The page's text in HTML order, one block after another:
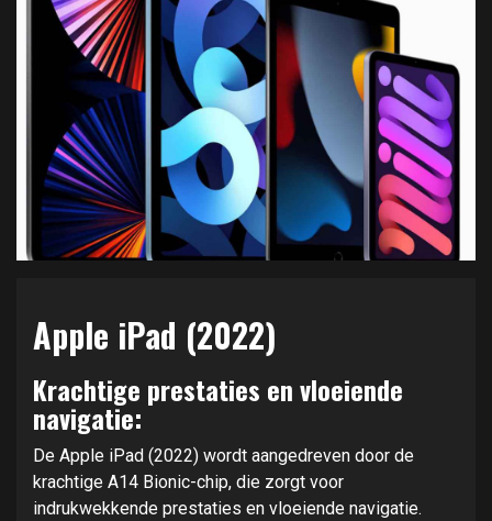
Apple iPad (2022)
Krachtige prestaties en vloeiende
navigatie:
De Apple iPad (2022) wordt aangedreven door de
krachtige A14 Bionic-chip, die zorgt voor
indrukwekkende prestaties en vloeiende navigatie.